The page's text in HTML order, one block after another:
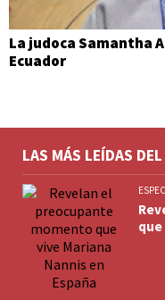
La judoca Samantha
Ecuador
LAS MÁS LEÍDAS
que